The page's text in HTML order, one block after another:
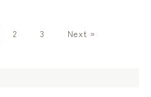
2 3 Next »